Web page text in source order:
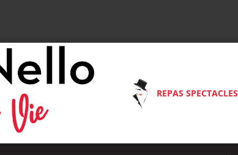
REPAS SPECTACLES